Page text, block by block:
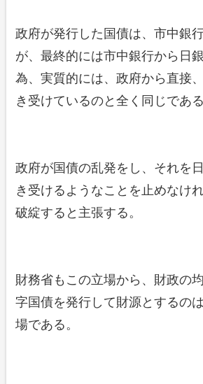
政府が発行した国債は、市中銀
が、最終的には市中銀行から日
為、実質的には、政府から直接
き受けているのと全く同じである
政府が国債の乱発をし、それを
き受けるようなことを止めなけ
破綻すると主張する。
財務省もこの立場から、財政の
字国債を発行して財源とするの
場である。